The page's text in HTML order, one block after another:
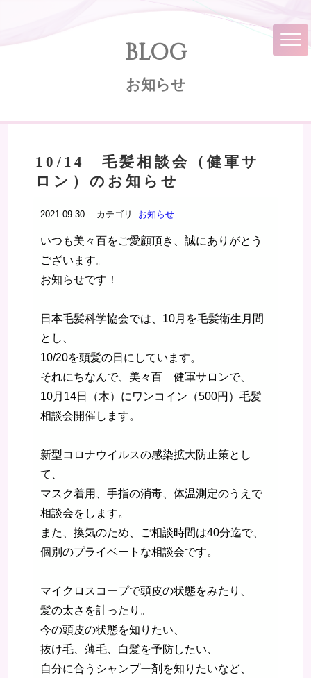
BLOG
お知らせ
10/14 毛髪相談会（健軍サ
ロン）のお知らせ
2021.09.30 ｜カテゴリ: お知らせ
いつも美々百をご愛顧頂き、誠にありがとう
ございます。
お知らせです！
日本毛髪科学協会では、10月を毛髪衛生月間
とし、
10/20を頭髪の日にしています。
それにちなんで、美々百 健軍サロンで、
10月14日（木）にワンコイン（500円）毛髪
相談会開催します。
新型コロナウイルスの感染拡大防止策とし
て、
マスク着用、手指の消毒、体温測定のうえで
相談会をします。
また、換気のため、ご相談時間は40分迄で、
個別のプライベートな相談会です。
マイクロスコープで頭皮の状態をみたり、
髪の太さを計ったり。
今の頭皮の状態を知りたい、
抜け毛、薄毛、白髪を予防したい、
自分に合うシャンプー剤を知りたいなど、